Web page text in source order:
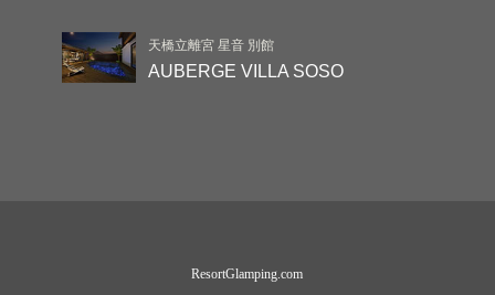
天橋立離宮 星音 別館
AUBERGE VILLA SOSO
ResortGlamping.com